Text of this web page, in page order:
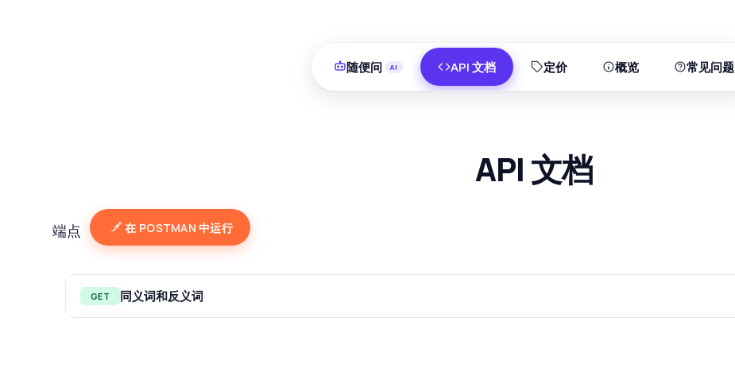
随便问 API 文档 定价 概览 常见问题
API 文档
端点 在 POSTMAN 中运行
GET 同义词和反义词